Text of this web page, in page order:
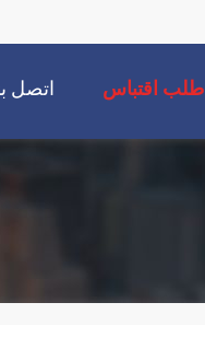
اتصل طلب اقتباس